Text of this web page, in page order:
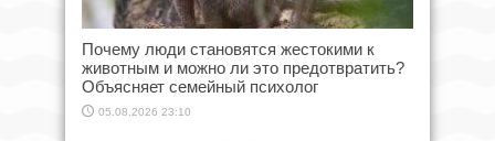
Почему люди становятся жестокими к
животным и можно ли это предотвратить?
Объясняет семейный психолог
05.08.2026 23:10